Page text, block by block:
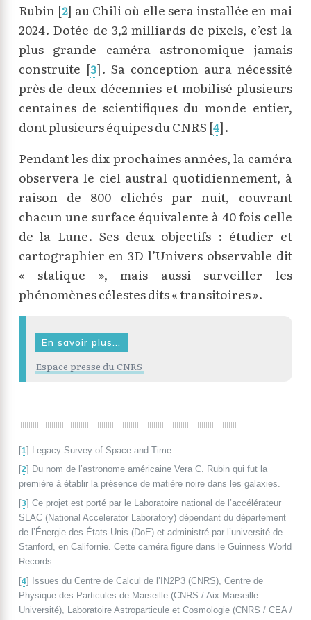
Rubin [2] au Chili où elle sera installée en mai
2024. Dotée de 3,2 milliards de pixels, c’est la
plus grande caméra astronomique jamais
construite [3]. Sa conception aura nécessité
près de deux décennies et mobilisé plusieurs
centaines de scientifiques du monde entier,
dont plusieurs équipes du CNRS [4].
Pendant les dix prochaines années, la caméra
observera le ciel austral quotidiennement, à
raison de 800 clichés par nuit, couvrant
chacun une surface équivalente à 40 fois celle
de la Lune. Ses deux objectifs : étudier et
cartographier en 3D l’Univers observable dit
« statique », mais aussi surveiller les
phénomènes célestes dits « transitoires ».
En savoir plus...
Espace presse du CNRS
[1]
Legacy Survey of Space and Time.
[2] Du nom de l’astronome américaine Vera C. Rubin qui fut la
première à établir la présence de matière noire dans les galaxies.
[3] Ce projet est porté par le Laboratoire national de l’accélérateur
SLAC (National Accelerator Laboratory) dépendant du département
de l’Énergie des États-Unis (DoE) et administré par l’université de
Stanford, en Californie. Cette caméra figure dans le Guinness World
Records.
[4] Issues du Centre de Calcul de l’IN2P3 (CNRS), Centre de
Physique des Particules de Marseille (CNRS / Aix-Marseille
Université), Laboratoire Astroparticule et Cosmologie (CNRS / CEA /